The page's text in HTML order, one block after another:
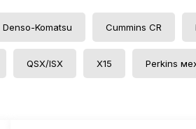
Denso-Komatsu Cummins CR
QSX/ISX Х15 Perkins